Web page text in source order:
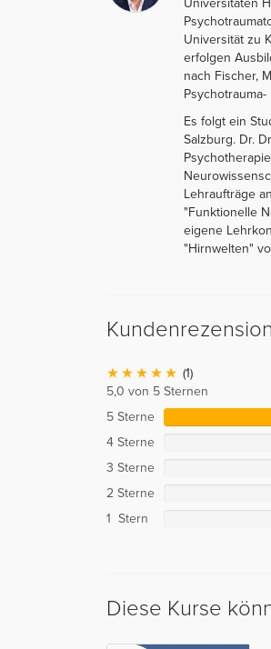
Universität zu
erfolgen
nach Fischer,
Es folgt ein
Salzburg. Dr.
Lehraufträge
"Funktionelle
eigene
"Hirnwelten"
(1)
5,0 von 5 Sternen
5 Sterne
4 Sterne
3 Sterne
2 Sterne
1 Stern
Diese Kurse